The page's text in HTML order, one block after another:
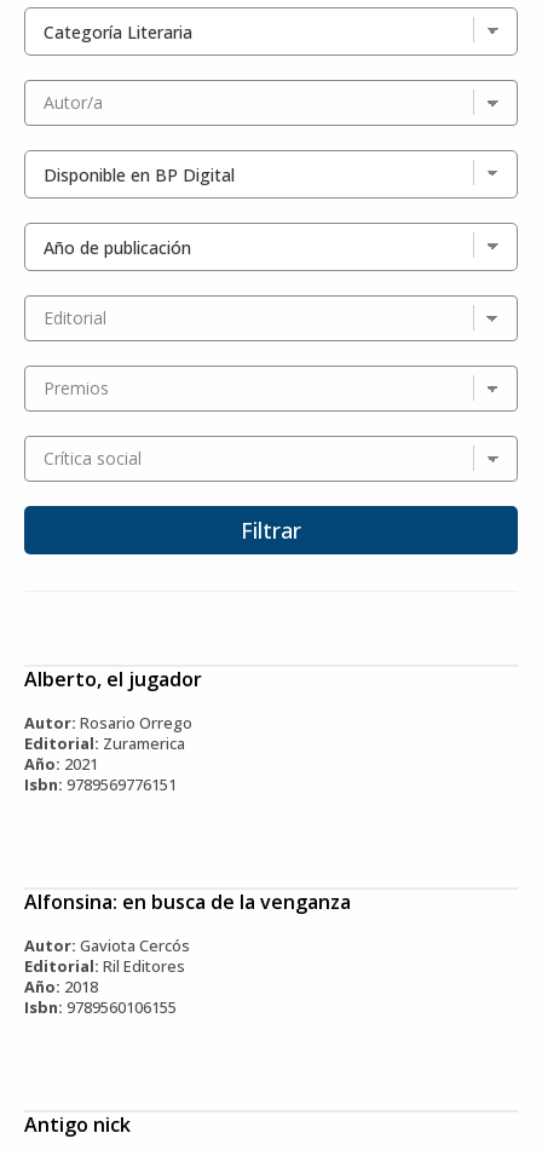
Autor/a
Editorial
Premios
Crítica social
Alberto, el jugador
Autor: Rosario Orrego
Editorial: Zuramerica
Año: 2021
Isbn: 9789569776151
Alfonsina: en busca de la venganza
Autor: Gaviota Cercós
Editorial: Ril Editores
Año: 2018
Isbn: 9789560106155
Antigo nick